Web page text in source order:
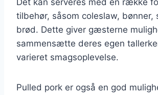
tilbehør, såsom coleslaw, bønner,
brød. Dette giver gæsterne
sammensætte deres egen
varieret smagsoplevelse.
Pulled pork er også en god